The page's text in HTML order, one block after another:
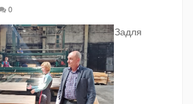
0
Задля